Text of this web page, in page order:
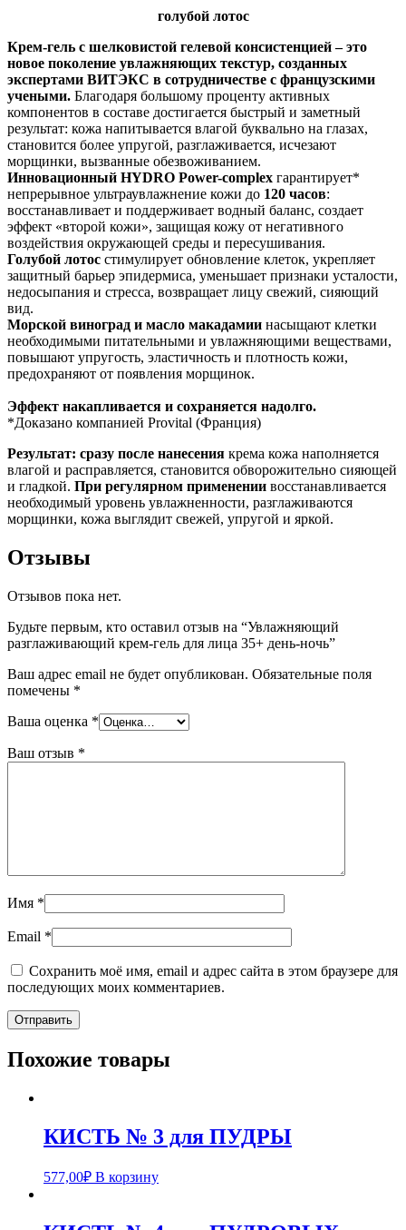
голубой лотос
Крем-гель с шелковистой гелевой консистенцией – это
новое поколение увлажняющих текстур, созданных
экспертами ВИТЭКС в сотрудничестве с французскими
учеными. Благодаря большому проценту активных
компонентов в составе достигается быстрый и заметный
результат: кожа напитывается влагой буквально на глазах,
становится более упругой, разглаживается, исчезают
морщинки, вызванные обезвоживанием.
Инновационный HYDRO Power-complex гарантирует*
непрерывное ультраувлажнение кожи до 120 часов:
восстанавливает и поддерживает водный баланс, создает
эффект «второй кожи», защищая кожу от негативного
воздействия окружающей среды и пересушивания.
Голубой лотос стимулирует обновление клеток, укрепляет
защитный барьер эпидермиса, уменьшает признаки усталости,
недосыпания и стресса, возвращает лицу свежий, сияющий
вид.
Морской виноград и масло макадамии насыщают клетки
необходимыми питательными и увлажняющими веществами,
повышают упругость, эластичность и плотность кожи,
предохраняют от появления морщинок.
Эффект накапливается и сохраняется надолго.
*Доказано компанией Provital (Франция)
Результат: сразу после нанесения крема кожа наполняется
влагой и расправляется, становится обворожительно сияющей
и гладкой. При регулярном применении восстанавливается
необходимый уровень увлажненности, разглаживаются
морщинки, кожа выглядит свежей, упругой и яркой.
Отзывы
Отзывов пока нет.
Будьте первым, кто оставил отзыв на “Увлажняющий
разглаживающий крем-гель для лица 35+ день-ночь”
Ваш адрес email не будет опубликован. Обязательные поля
помечены *
Ваша оценка *
Ваш отзыв *
Имя *
Email *
Сохранить моё имя, email и адрес сайта в этом браузере для
последующих моих комментариев.
Похожие товары
КИСТЬ № 3 для ПУДРЫ
577,00₽ В корзину